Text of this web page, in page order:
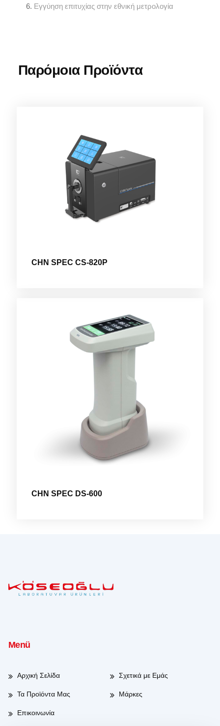
Εγγύηση επιτυχίας στην εθνική μετρολογία
Παρόμοια Προϊόντα
CHN SPEC CS-820P
CHN SPEC DS-600
Menü
Αρχική Σελίδα Σχετικά με Εμάς
Τα Προϊόντα Μας Μάρκες
Επικοινωνία